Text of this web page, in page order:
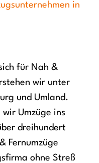
in
für Nah &
wir unter
und Umland.
Umzüge ins
dreihundert
Fernumzüge
ohne Streß